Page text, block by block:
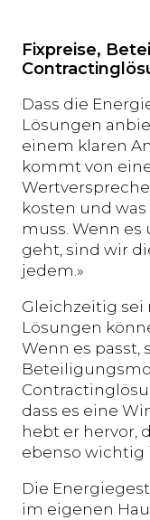
Fixpreise,
Dass die
Lösungen
einem klaren
kommt von
kosten und
muss. Wenn
geht, sind wir
jedem.»
Gleichzeitig sei
Lösungen
Wenn es passt,
dass es eine
hebt er hervor,
ebenso wichtig
Die
im eigenen